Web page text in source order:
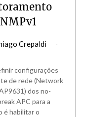
Crepaldi
configurações
de rede (Network
dos no-
APC para a
é habilitar o